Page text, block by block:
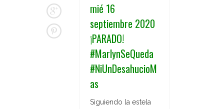
mié 16
septiembre 2020
¡PARADO!
#MarlynSeQueda
#NiUnDesahucioM
as
Siguiendo la estela